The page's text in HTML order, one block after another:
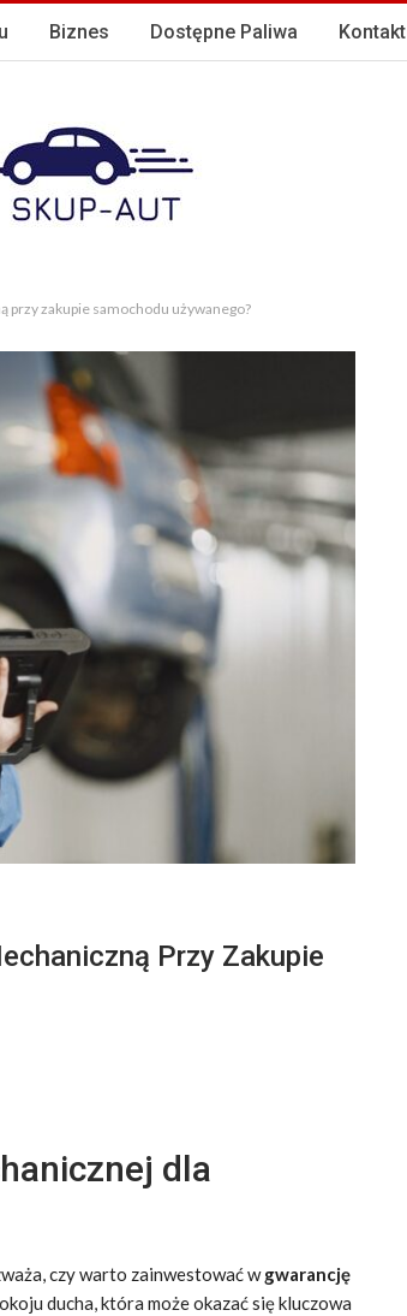
Biznes Dostępne Paliwa Kontakt
przy zakupie samochodu używanego?
Przy Zakupie
dla
czy warto zainwestować wgwarancję
ducha, która może okazać się kluczowa